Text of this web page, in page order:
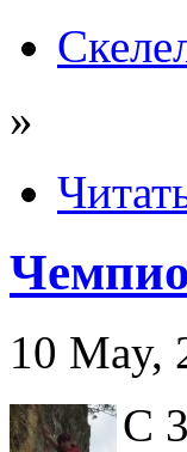
»
10 May,
С